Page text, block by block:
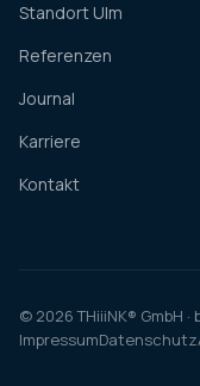
Standort Ulm
Referenzen
Journal
Karriere
Kontakt
© 2026 THiiiNK® GmbH
ImpressumDatenschutz